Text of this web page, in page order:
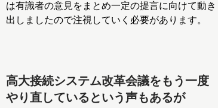
は有識者の意見をまとめ一定の提言に向けて動き
出しましたので注視していく必要があります。
高大接続システム改革会議をもう一度
やり直しているという声もあるが